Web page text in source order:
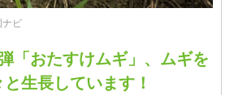
ビ
「おたすけムギ」、ムギを
生長しています！